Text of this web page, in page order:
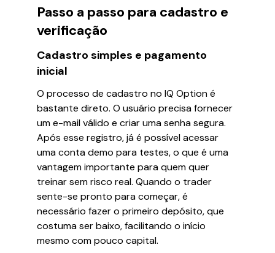
Passo a passo para cadastro e
verificação
Cadastro simples e pagamento
inicial
O processo de cadastro no IQ Option é
bastante direto. O usuário precisa fornecer
um e-mail válido e criar uma senha segura.
Após esse registro, já é possível acessar
uma conta demo para testes, o que é uma
vantagem importante para quem quer
treinar sem risco real. Quando o trader
sente-se pronto para começar, é
necessário fazer o primeiro depósito, que
costuma ser baixo, facilitando o início
mesmo com pouco capital.